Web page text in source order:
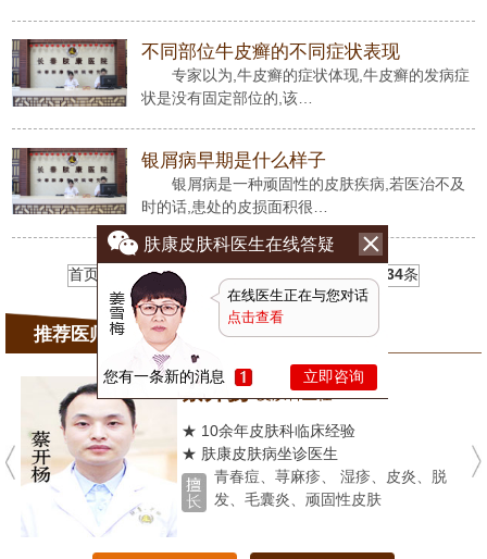
不同部位牛皮癣的不同症状表现
专家以为,牛皮癣的症状体现,牛皮癣的发病症
状是没有固定部位的,该…
银屑病早期是什么样子
银屑病是一种顽固性的皮肤疾病,若医治不及
时的话,患处的皮损面积很…
首页 3 4 5 34条
推荐医师
蔡开扬 皮肤科主任
★ 10余年皮肤科临床经验
★ 肤康皮肤病坐诊医生
青春痘、荨麻疹、 湿疹、皮炎、脱
发、毛囊炎、顽固性皮肤
肤康皮肤科医生在线答疑
在线医生正在与您对话
点击查看
您有一条新的消息 立即咨询